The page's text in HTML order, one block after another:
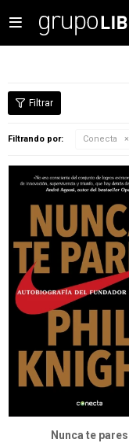

Filtrando por: Conecta
Nunca te pares